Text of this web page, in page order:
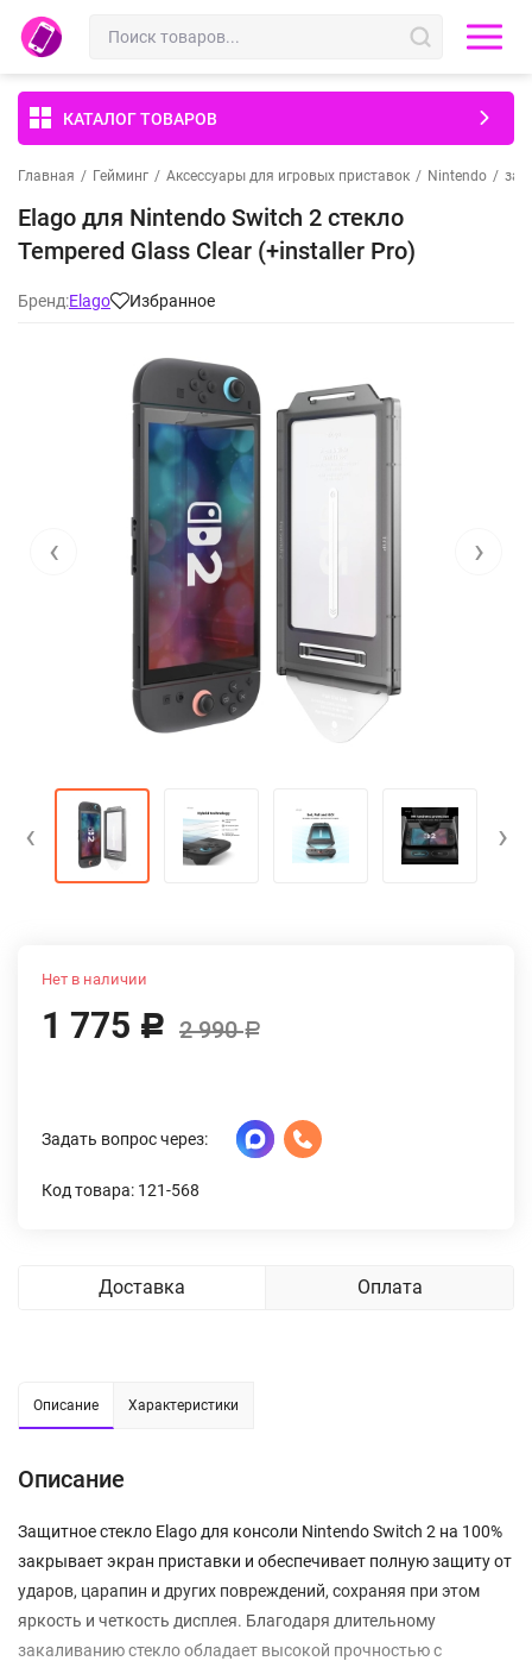
КАТАЛОГ ТОВАРОВ
Главная / Гейминг / Аксессуары для игровых приставок / Nintendo /
Elago для Nintendo Switch 2 стекло
Tempered Glass Clear (+installer Pro)
Бренд:Elago Избранное
‹ ›
‹ ›
Нет в наличии
1 775 Р 2 990Р
Задать вопрос через:
Код товара: 121-568
Доставка Оплата
Описание Характеристики
Описание
Защитное стекло Elago для консоли Nintendo Switch 2 на 100%
закрывает экран приставки и обеспечивает полную защиту от
ударов, царапин и других повреждений, сохраняя при этом
яркость и четкость дисплея. Благодаря длительному
закаливанию стекло обладает высокой прочностью с